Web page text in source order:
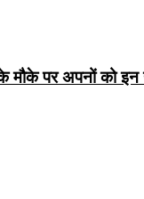
पर अपनों को